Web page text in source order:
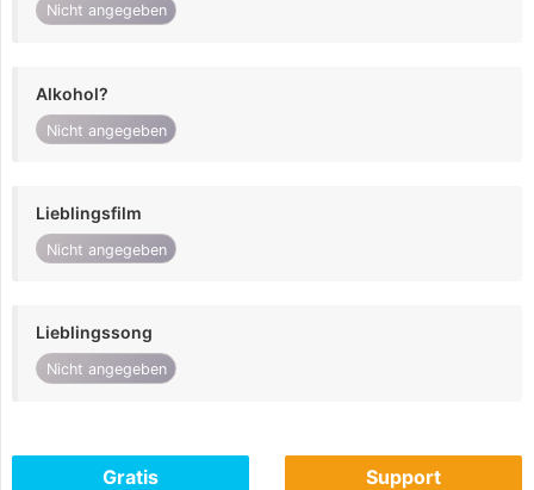
Nicht angegeben
Alkohol?
Nicht angegeben
Lieblingsfilm
Nicht angegeben
Lieblingssong
Nicht angegeben
Gratis Support